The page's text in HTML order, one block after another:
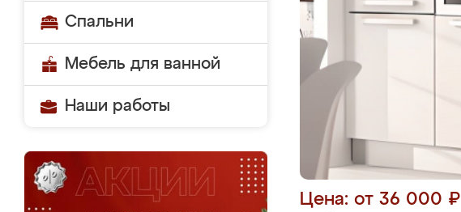
Спальни
Мебель для ванной
Наши работы
Цена: от 36 000 ₽